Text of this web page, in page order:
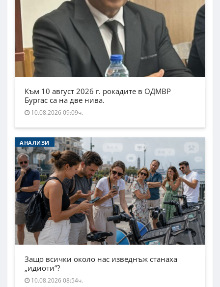
Към 10 август 2026 г. рокадите в ОДМВР
Бургас са на две нива.
10.08.2026 09:09ч.
АНАЛИЗИ
Защо всички около нас изведнъж станаха
„идиоти“?
10.08.2026 08:54ч.